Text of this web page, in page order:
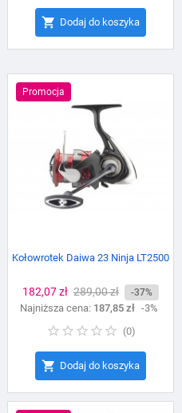
 Dodaj do koszyka
Promocja
Kołowrotek Daiwa 23 Ninja LT2500
Cena
182,07 zł Cena
podstawowa
289,00 zł -37%
Najniższa cena: 187,85 zł -3%
(0)
 Dodaj do koszyka